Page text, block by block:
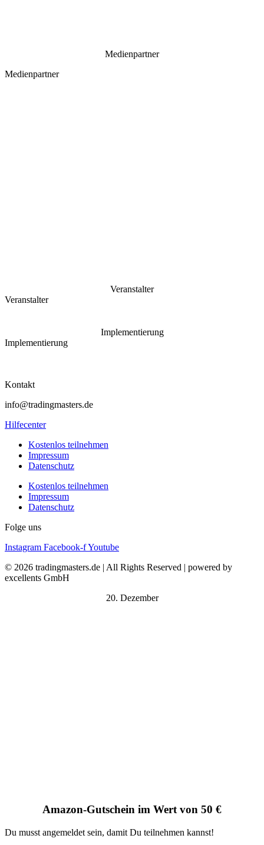
Medienpartner
Medienpartner
Veranstalter
Veranstalter
Implementierung
Implementierung
Kontakt
info@tradingmasters.de
Hilfecenter
Kostenlos teilnehmen
Impressum
Datenschutz
Kostenlos teilnehmen
Impressum
Datenschutz
Folge uns
Instagram Facebook-fYoutube
© 2026 tradingmasters.de | All Rights Reserved | powered by
excellents GmbH
20. Dezember
Amazon-Gutschein im Wert von 50 €
Du musst angemeldet sein, damit Du teilnehmen kannst!